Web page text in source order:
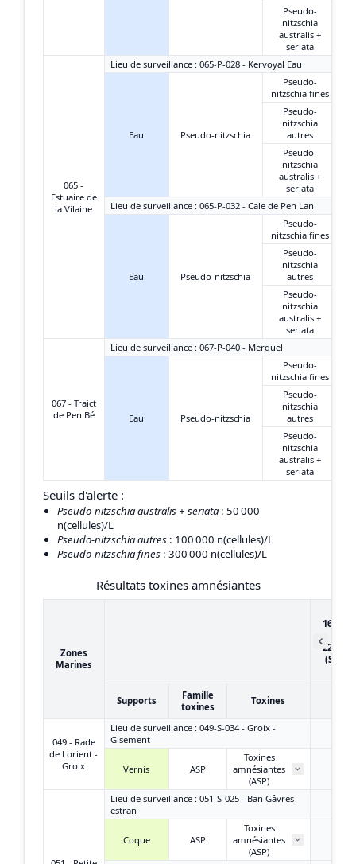
Pseudo-
nitzschia
australis +
seriata
065 -
Estuaire de
la Vilaine
Lieu de surveillance : 065-P-028 - Kervoyal Eau
Eau Pseudo-nitzschia
Pseudo-
nitzschia fines
Pseudo-
nitzschia
autres
Pseudo-
nitzschia
australis +
seriata
Lieu de surveillance : 065-P-032 - Cale de Pen Lan
Eau Pseudo-nitzschia
Pseudo-
nitzschia fines
Pseudo-
nitzschia
autres
Pseudo-
nitzschia
australis +
seriata
067 - Traict
de Pen Bé
Lieu de surveillance : 067-P-040 - Merquel
Eau Pseudo-nitzschia
Pseudo-
nitzschia fines
Pseudo-
nitzschia
autres
Pseudo-
nitzschia
australis +
seriata
Seuils d'alerte :
Pseudo-nitzschia australis + seriata : 50 000
n(cellules)/L
Pseudo-nitzschia autres : 100 000 n(cellules)/L
Pseudo-nitzschia fines : 300 000 n(cellules)/L
Résultats toxines amnésiantes
Zones
Marines
16/05/
22/05/
Supports
Famille
toxines
Toxines
049 - Rade
de Lorient -
Groix
Lieu de surveillance : 049-S-034 - Groix -
Gisement
Vernis ASP
Toxines
amnésiantes
(ASP)
Lieu de surveillance : 051-S-025 - Ban Gâvres
estran
Coque ASP
Toxines
amnésiantes
(ASP)